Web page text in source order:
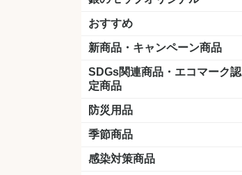
おすすめ
新商品・キャンペーン商品
キャンペーン商品
新製品
SDGs関連商品・エコマーク認
定商品
防災用品
季節商品
感染対策商品